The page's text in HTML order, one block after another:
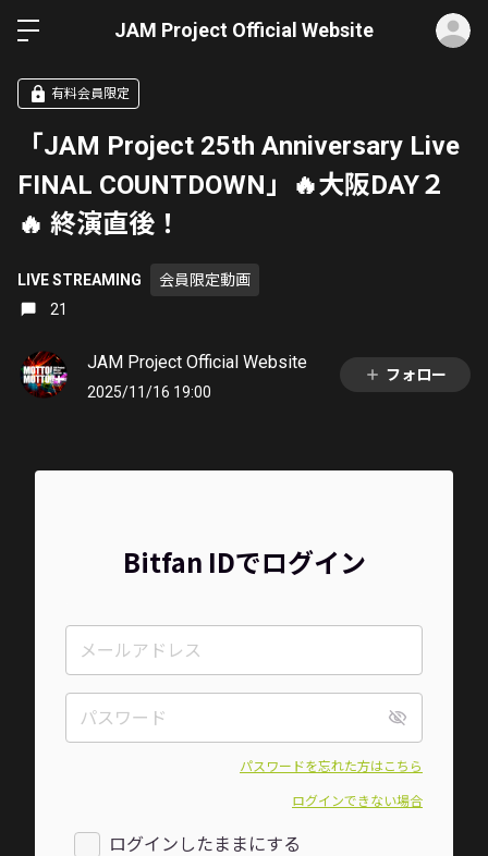
JAM Project Official Website
有料会員限定
「JAM Project 25th Anniversary Live
FINAL COUNTDOWN」🔥大阪DAY２
🔥 終演直後！
LIVE STREAMING
会員限定動画
21
JAM Project Official Website
2025/11/16 19:00
フォロー
Bitfan IDでログイン
パスワードを忘れた方はこちら
ログインできない場合
ログインしたままにする